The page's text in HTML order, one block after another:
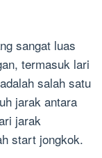
sangat luas
termasuk lari
salah satu
jarak antara
jarak
start jongkok.